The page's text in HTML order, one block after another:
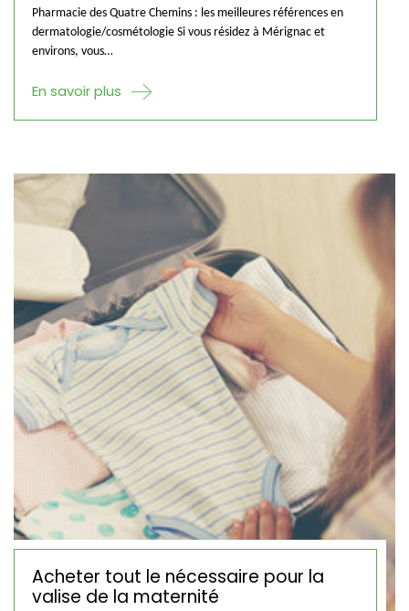
Pharmacie des Quatre Chemins : les meilleures références en
dermatologie/cosmétologie Si vous résidez à Mérignac et
environs, vous…
En savoir plus
Acheter tout le nécessaire pour la
valise de la maternité